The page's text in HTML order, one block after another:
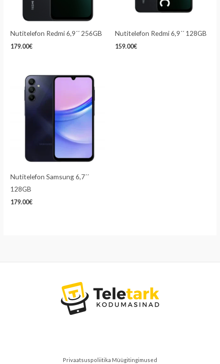
Nutitelefon Redmi 6,9´´ 256GB
179.00€
Nutitelefon Redmi 6,9´´ 128GB
159.00€
Nutitelefon Samsung 6,7´´
128GB
179.00€
Privaatsuspoliitika Müügitingimused